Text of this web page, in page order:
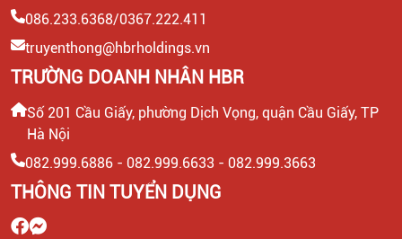
086.233.6368/0367.222.411
truyenthong@hbrholdings.vn
TRƯỜNG DOANH NHÂN HBR
Số 201 Cầu Giấy, phường Dịch Vọng, quận Cầu Giấy, TP
Hà Nội
082.999.6886 - 082.999.6633 - 082.999.3663
THÔNG TIN TUYỂN DỤNG